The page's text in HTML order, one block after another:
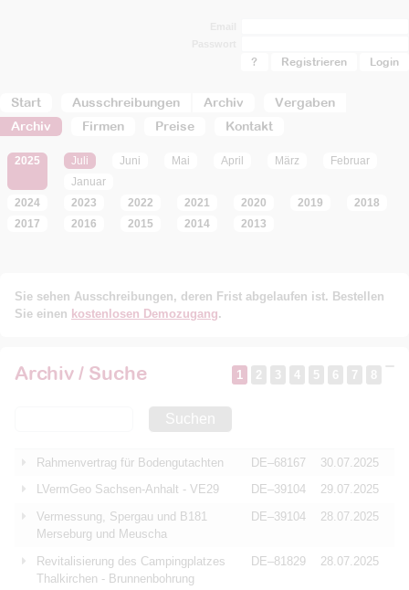
Start Ausschreibungen Archiv
Vergaben
Archiv
Firmen Preise Kontakt
? Registrieren
2025 Juli Juni Mai April März
Februar
Januar
2024
2023 2022 2021 2020 2019
2018
2017
2016 2015 2014 2013
Sie sehen Ausschreibungen, deren Frist abgelaufen ist. Bestellen
Sie einen kostenlosen Demozugang.
Archiv / Suche 1 2 3 4 5 6 7 8
Suchen
Rahmenvertrag für Bodengutachten DE–68167
30.07.2025
LVermGeo Sachsen-Anhalt - VE29
DE–39104
29.07.2025
Vermessung, Spergau und B181
Merseburg und Meuscha
DE–39104 28.07.2025
Revitalisierung des Campingplatzes
Thalkirchen - Brunnenbohrung
DE–81829 28.07.2025